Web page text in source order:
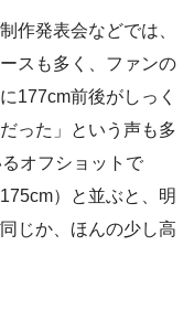
作発表会などでは、
スも多く、ファンの
177cm前後がしっく
った」という声も多
オフショットで
）と並ぶと、明
じか、ほんの少し高